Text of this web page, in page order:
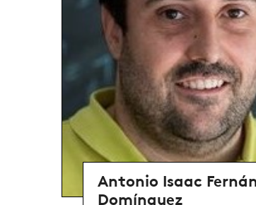
Antonio Isaac
Domínguez